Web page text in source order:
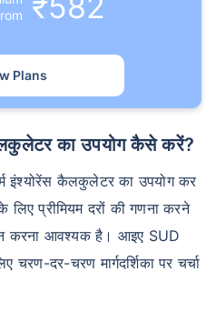
Plans
का उपयोग कैसे करें?
इंश्योरेंस कैलकुलेटर का उपयोग कर
लिए प्रीमियम दरों की गणना करने
करना आवश्यक है। आइए SUD
दर-चरण मार्गदर्शिका पर चर्चा